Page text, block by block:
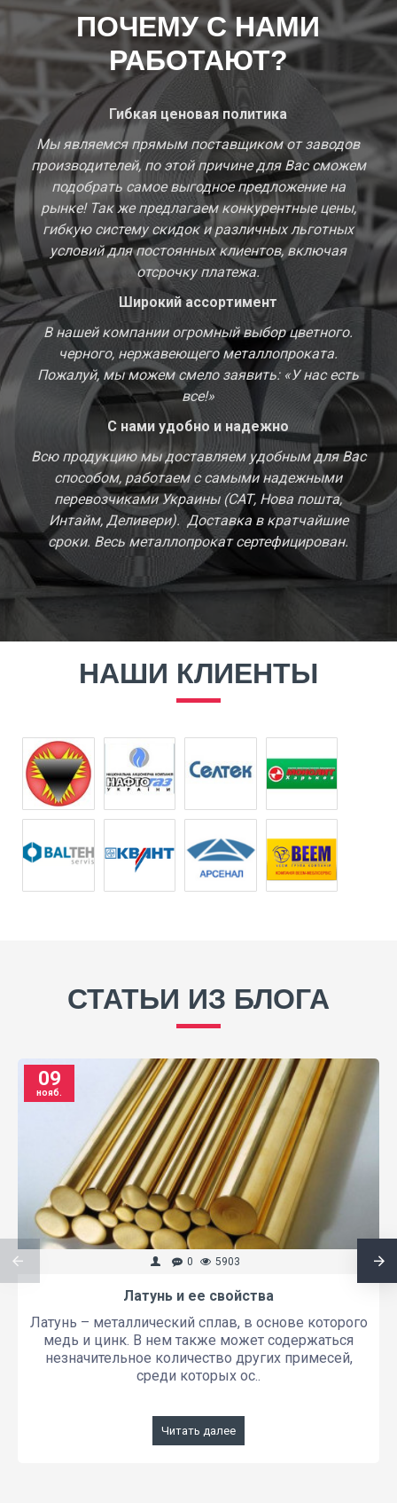
ПОЧЕМУ С НАМИ
РАБОТАЮТ?
Гибкая ценовая политика
Мы являемся прямым поставщиком от заводов
производителей, по этой причине для Вас сможем
подобрать самое выгодное предложение на
рынке! Так же предлагаем конкурентные цены,
гибкую систему скидок и различных льготных
условий для постоянных клиентов, включая
отсрочку платежа.
Широкий ассортимент
В нашей компании огромный выбор цветного.
черного, нержавеющего металлопроката.
Пожалуй, мы можем смело заявить: «У нас есть
все!»
С нами удобно и надежно
Всю продукцию мы доставляем удобным для Вас
способом, работаем с самыми надежными
перевозчиками Украины (САТ, Нова пошта,
Интайм, Деливери). Доставка в кратчайшие
сроки. Весь металлопрокат сертефицирован.
НАШИ КЛИЕНТЫ
СТАТЬИ ИЗ БЛОГА
09
нояб.
0 5903
Латунь и ее свойства
Латунь – металлический сплав, в основе которого
медь и цинк. В нем также может содержаться
незначительное количество других примесей,
среди которых ос..
Читать далее